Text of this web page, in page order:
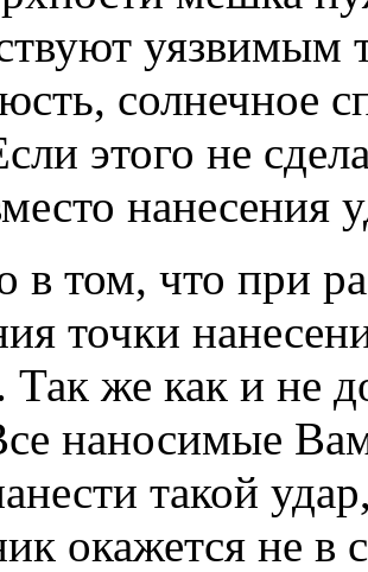
уязвимым
солнечное
этого не
нанесения
в том, что при
точки
же как и не
наносимые
такой
окажется не в